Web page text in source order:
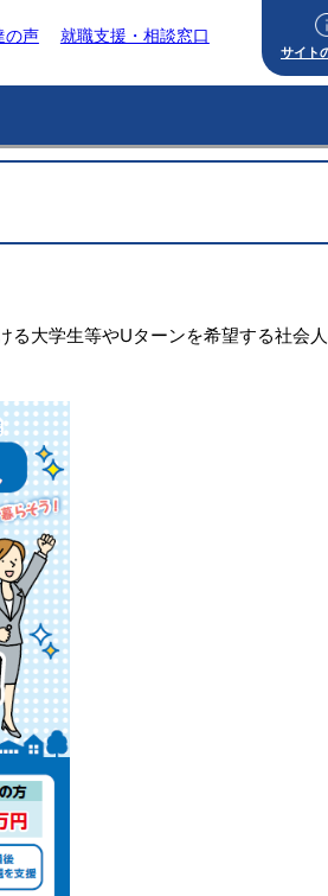
の声 就職支援・相談窓口
サイト
大学生等やUターンを希望する社会